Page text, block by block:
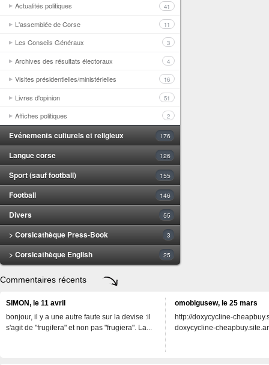
Actualités politiques 41
L'assemblée de Corse 11
Les Conseils Généraux 3
Archives des résultats électoraux 4
Visites présidentielles/ministérielles 16
Livres d'opinion 51
Affiches politiques 2
Evénements culturels et religieux 176
Langue corse 126
Sport (sauf football) 155
Football 146
Divers 55
> Corsicathèque Press-Book 3
> Corsicathèque English 25
Commentaires récents
SIMON, le 11 avril
bonjour, il y a une autre faute sur la devise :il
s'agit de "frugifera" et non pas "frugiera". La...
omobigusew, le 25 mars
http://doxycycline-
doxycycline-